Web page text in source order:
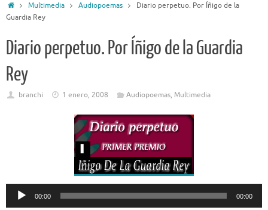
InicioMultimedia Audiopoemas
Diario perpetuo. Por Íñigo de la
Guardia Rey
Diario perpetuo. Por Íñigo de la Guardia
Rey
branchi 1 enero, 2008 Audiopoemas, Multimedia
Reproductor
00:00 00:00